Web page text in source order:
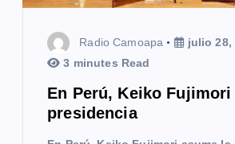
Radio Camoapa
julio 28,
3 minutes Read
En Perú, Keiko
presidencia